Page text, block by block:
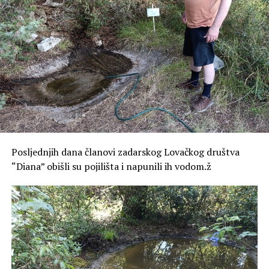
Posljednjih dana članovi zadarskog Lovačkog društva
“Diana” obišli su pojilišta i napunili ih vodom.ž